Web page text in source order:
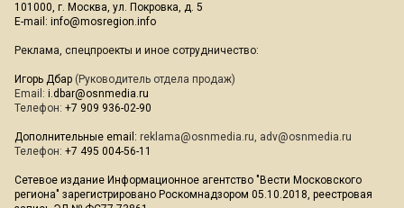
101000, г. Москва, ул. Покровка, д. 5
E-mail: info@mosregion.info
Реклама, спецпроекты и иное сотрудничество:
Игорь Дбар (Руководитель отдела продаж)
Email: i.dbar@osnmedia.ru
Телефон: +7 909 936-02-90
Дополнительные email: reklama@osnmedia.ru, adv@osnmedia.ru
Телефон: +7 495 004-56-11
Сетевое издание Информационное агентство "Вести Московского
региона" зарегистрировано Роскомнадзором 05.10.2018, реестровая